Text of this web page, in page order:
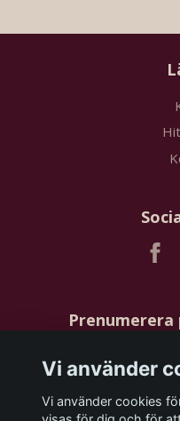
Vi använder
Vi använder cookies